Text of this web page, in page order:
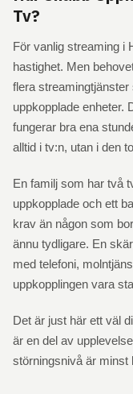
Tv?
För vanlig streaming i
hastighet. Men
flera
uppkopplade enheter.
fungerar bra ena
alltid i tv:n, utan i den
En familj som har två
uppkopplade och ett
krav än någon som
ännu tydligare. En
med telefoni,
uppkopplingen vara
Det är just här ett väl
är en del av
störningsnivå är minst